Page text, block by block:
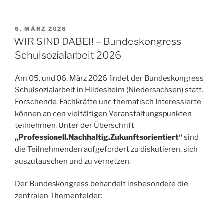
VERÖFFENTLICHT
AM
6. MÄRZ 2026
WIR SIND DABEI! – Bundeskongress
Schulsozialarbeit 2026
Am 05. und 06. März 2026 findet der Bundeskongress
Schulsozialarbeit in Hildesheim (Niedersachsen) statt.
Forschende, Fachkräfte und thematisch Interessierte
können an den vielfältigen Veranstaltungspunkten
teilnehmen. Unter der Überschrift
„Professionell.Nachhaltig.Zukunftsorientiert“sind
die Teilnehmenden aufgefordert zu diskutieren, sich
auszutauschen und zu vernetzen.
Der Bundeskongress behandelt insbesondere die
zentralen Themenfelder: